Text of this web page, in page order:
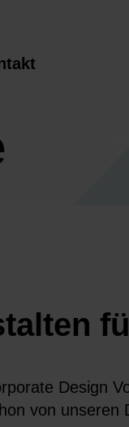
Design
von unseren